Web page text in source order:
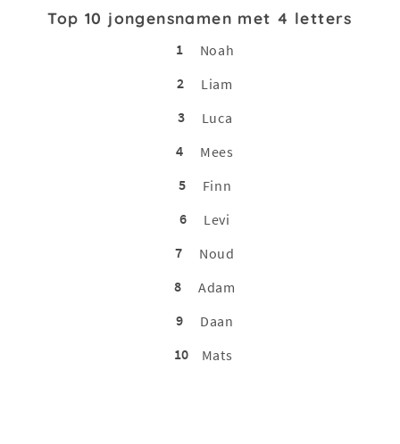
Top 10 jongensnamen met 4 letters
1
Noah
2
Liam
3
Luca
4
Mees
5
Finn
6
Levi
7
Noud
8
Adam
9
Daan
10
Mats